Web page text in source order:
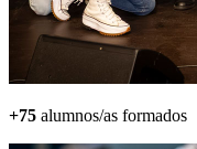
+75 alumnos/as formados